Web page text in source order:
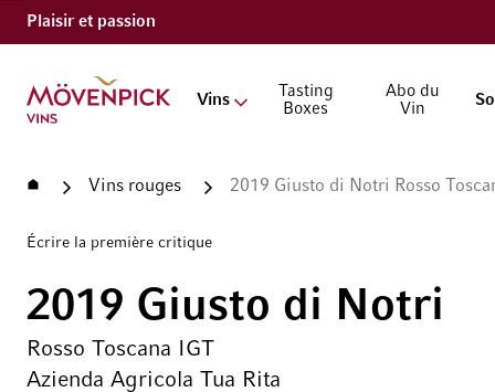
Plaisir et passion
Aller à la page d'accueil
Vins
Tasting
Boxes
Abo du
Vin
Accueil Vins rouges 2019 Giusto di Notri Rosso
Écrire la première critique
2019 Giusto di Notri
Rosso Toscana IGT
Azienda Agricola Tua Rita